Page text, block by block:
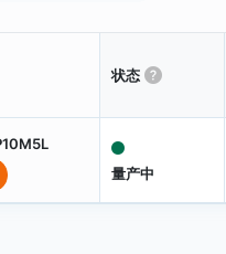
状态
量产中